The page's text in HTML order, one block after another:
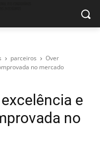
parceiros
Over
no mercado
e
no